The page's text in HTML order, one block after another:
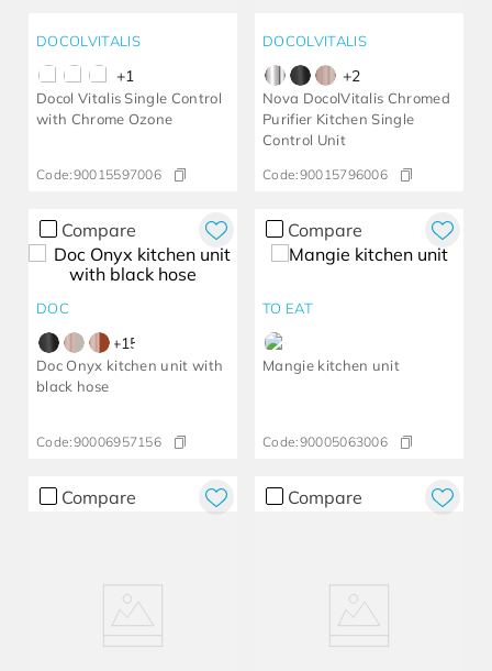
DOCOLVITALIS
+1
Docol Vitalis Single Control
with Chrome Ozone
Code:90015597006
DOCOLVITALIS
+2
Nova DocolVitalis Chromed
Purifier Kitchen Single
Control Unit
Code:90015796006
Compare
DOC
+15
Doc Onyx kitchen unit with
black hose
Code:90006957156
Compare
TO EAT
Mangie kitchen unit
Code:90005063006
Compare Compare